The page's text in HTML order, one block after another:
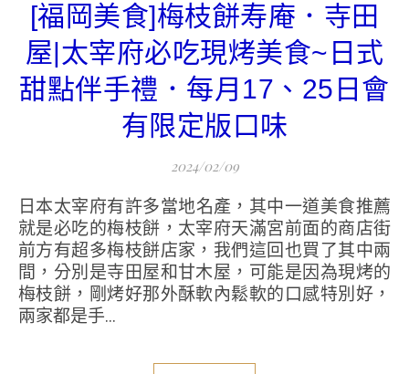
[福岡美食]梅枝餅寿庵．寺田
屋|太宰府必吃現烤美食~日式
甜點伴手禮．每月17、25日會
有限定版口味
2024/02/09
日本太宰府有許多當地名產，其中一道美食推薦
就是必吃的梅枝餅，太宰府天滿宮前面的商店街
前方有超多梅枝餅店家，我們這回也買了其中兩
間，分別是寺田屋和甘木屋，可能是因為現烤的
梅枝餅，剛烤好那外酥軟內鬆軟的口感特別好，
兩家都是手...